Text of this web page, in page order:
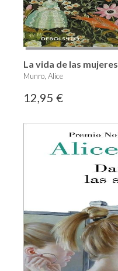
La vida de las mujeres
Munro, Alice
12,95 €